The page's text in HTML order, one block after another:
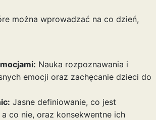
można wprowadzać na co dzień,
Nauka rozpoznawania i
emocji oraz zachęcanie dzieci do
Jasne definiowanie, co jest
co nie, oraz konsekwentne ich